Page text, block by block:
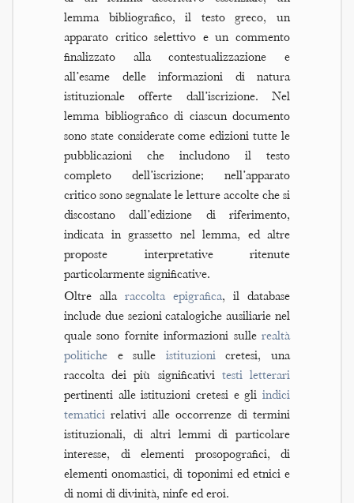
lemma bibliografico, il testo greco, un
apparato critico selettivo e un commento
finalizzato alla contestualizzazione e
all’esame delle informazioni di natura
istituzionale offerte dall’iscrizione. Nel
lemma bibliografico di ciascun documento
sono state considerate come edizioni tutte le
pubblicazioni che includono il testo
completo dell’iscrizione; nell’apparato
critico sono segnalate le letture accolte che si
discostano dall’edizione di riferimento,
indicata in grassetto nel lemma, ed altre
proposte interpretative ritenute
particolarmente significative.
Oltre alla raccolta epigrafica, il database
include due sezioni catalogiche ausiliarie nel
quale sono fornite informazioni sulle realtà
politiche e sulle istituzionicretesi, una
raccolta dei più significativi testi letterari
pertinenti alle istituzioni cretesi e gli indici
tematici relativi alle occorrenze di termini
istituzionali, di altri lemmi di particolare
interesse, di elementi prosopografici, di
elementi onomastici, di toponimi ed etnici e
di nomi di divinità, ninfe ed eroi.